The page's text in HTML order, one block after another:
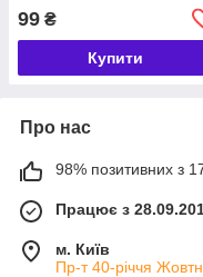
99 ₴
Купити
Про нас
98% позитивних з
Працює з
м. Київ
Пр-т 40-річчя